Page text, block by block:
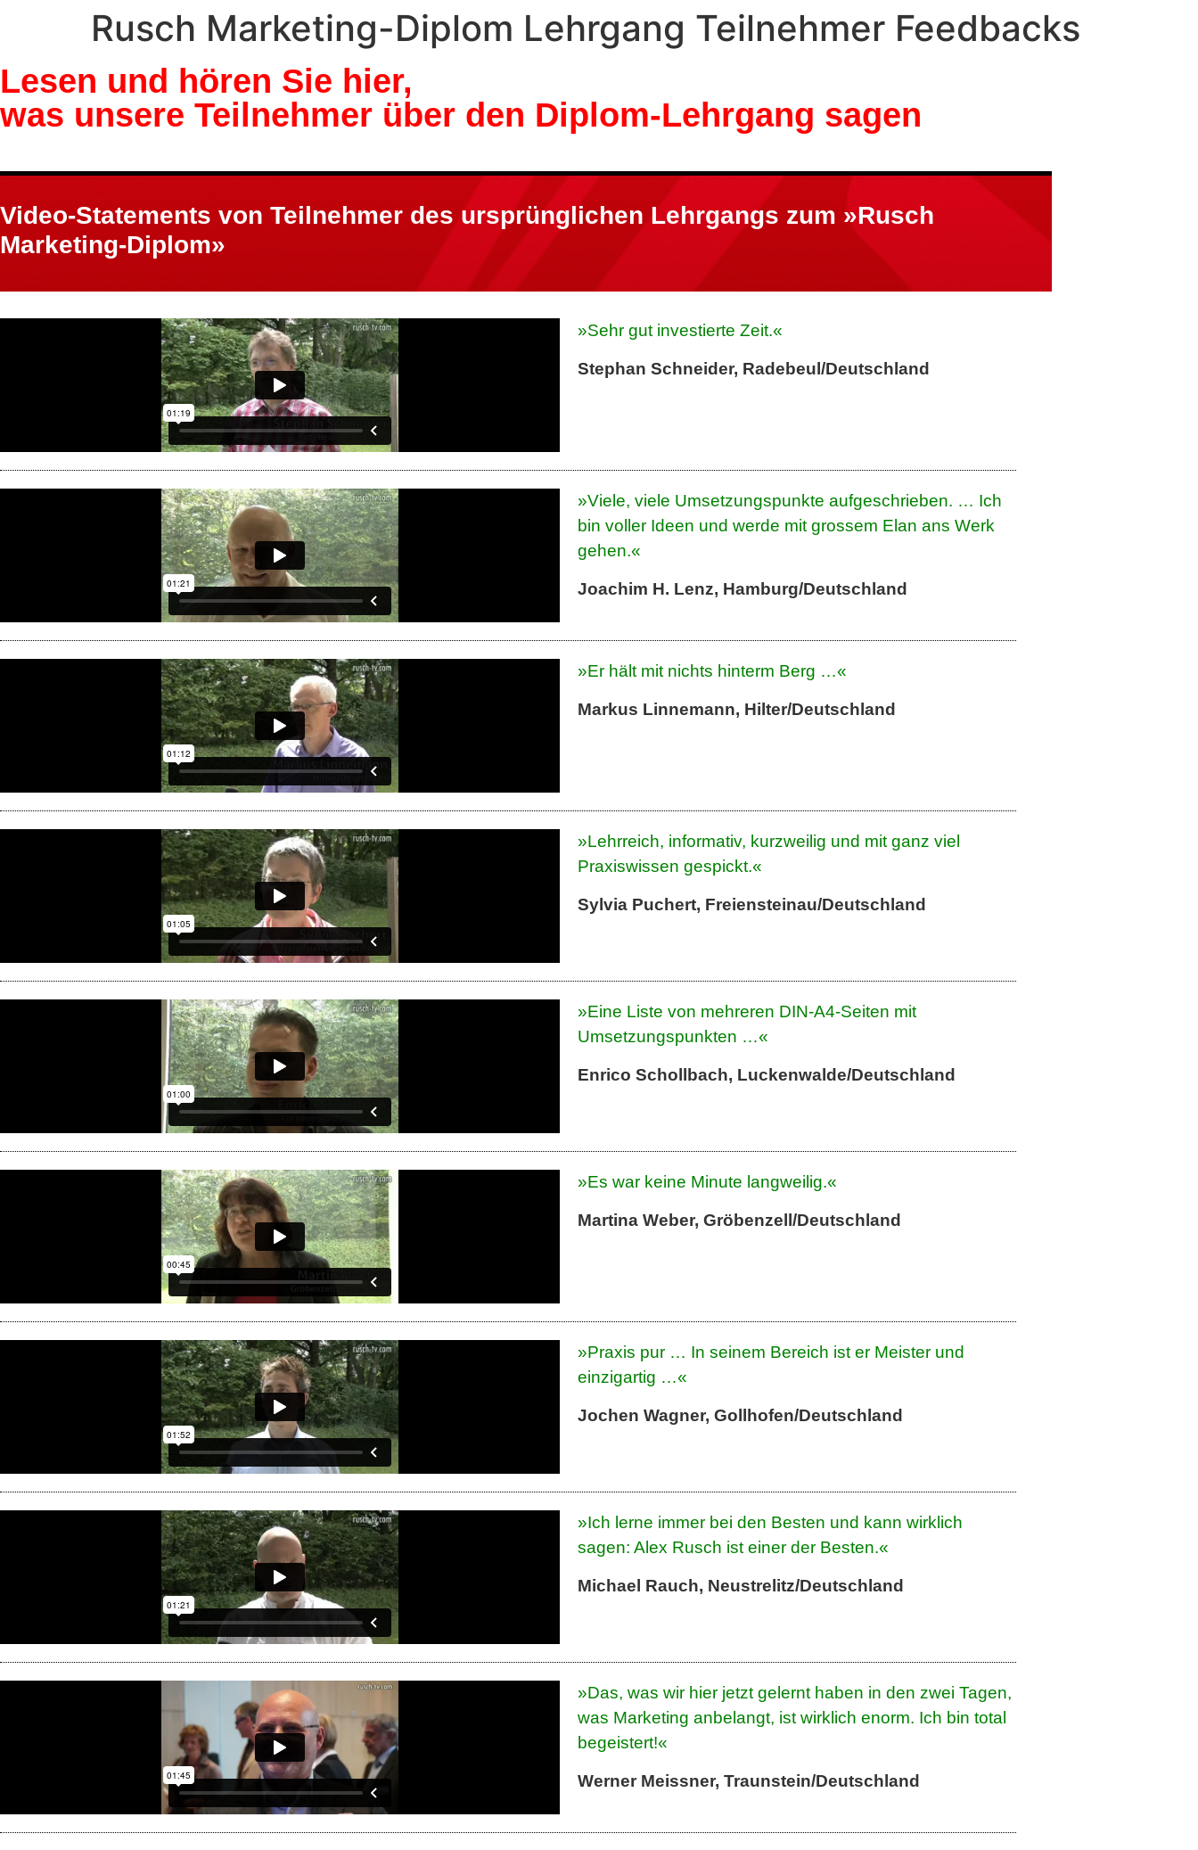
Rusch Marketing-Diplom Lehrgang Teilnehmer Feedbacks
Lesen und hören Sie hier,
was unsere Teilnehmer über den Diplom-Lehrgang sagen
Video-Statements von Teilnehmer des ursprünglichen Lehrgangs zum »Rusch
Marketing-Diplom»
»Sehr gut investierte Zeit.«
Stephan Schneider, Radebeul/Deutschland
»Viele, viele Umsetzungspunkte aufgeschrieben. … Ich
bin voller Ideen und werde mit grossem Elan ans Werk
gehen.«
Joachim H. Lenz, Hamburg/Deutschland
»Er hält mit nichts hinterm Berg …«
Markus Linnemann, Hilter/Deutschland
»Lehrreich, informativ, kurzweilig und mit ganz viel
Praxiswissen gespickt.«
Sylvia Puchert, Freiensteinau/Deutschland
»Eine Liste von mehreren DIN-A4-Seiten mit
Umsetzungspunkten …«
Enrico Schollbach, Luckenwalde/Deutschland
»Es war keine Minute langweilig.«
Martina Weber, Gröbenzell/Deutschland
»Praxis pur … In seinem Bereich ist er Meister und
einzigartig …«
Jochen Wagner, Gollhofen/Deutschland
»Ich lerne immer bei den Besten und kann wirklich
sagen: Alex Rusch ist einer der Besten.«
Michael Rauch, Neustrelitz/Deutschland
»Das, was wir hier jetzt gelernt haben in den zwei Tagen,
was Marketing anbelangt, ist wirklich enorm. Ich bin total
begeistert!«
Werner Meissner, Traunstein/Deutschland